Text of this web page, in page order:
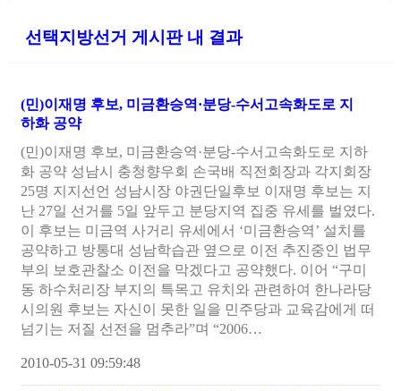
선택지방선거 게시판 내 결과
(민)이재명 후보, 미금환승역·분당-수서고속화도로 지
하화 공약
(민)이재명 후보, 미금환승역·분당-수서고속화도로 지하
화 공약 성남시 충청향우회 손국배 직전회장과 각지회장
25명 지지선언 성남시장 야권단일후보 이재명 후보는 지
난 27일 선거를 5일 앞두고 분당지역 집중 유세를 벌였다.
이 후보는 미금역 사거리 유세에서 ‘미금환승역’ 설치를
공약하고 방통대 성남학습관 옆으로 이전 추진중인 법무
부의 보호관찰소 이전을 막겠다고 공약했다. 이어 “구미
동 하수처리장 부지의 특목고 유치와 관련하여 한나라당
시의원 후보는 자신이 못한 일을 민주당과 교육감에게 떠
넘기는 저질 선전을 멈추라”며 “2006…
2010-05-31 09:59:48